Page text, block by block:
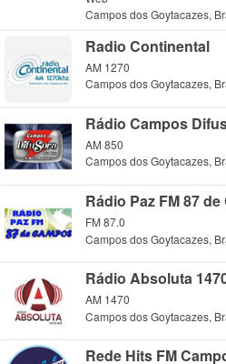
Campos dos Goytacazes,
Radio Continental
AM 1270
Campos dos Goytacazes,
Rádio Campos
AM 850
Campos dos Goytacazes,
Rádio Paz FM 87
FM 87.0
Campos dos Goytacazes,
Rádio Absoluta
AM 1470
Campos dos Goytacazes,
Rede Hits FM